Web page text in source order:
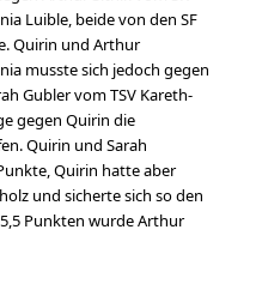
Luible, beide von den SF
Quirin und Arthur
musste sich jedoch gegen
Gubler vom TSV Kareth-
gegen Quirin die
Quirin und Sarah
Quirin hatte aber
und sicherte sich so den
Punkten wurde Arthur